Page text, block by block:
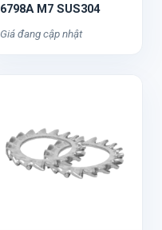
6798A M7 SUS304
Giá đang cập nhật